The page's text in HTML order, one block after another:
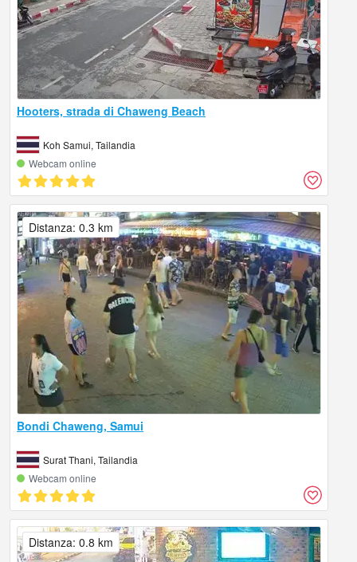
Hooters, strada di Chaweng Beach
Koh Samui, Tailandia
Webcam online
Bondi Chaweng, Samui
Surat Thani, Tailandia
Webcam online
Distanza: 0.3 km
Distanza: 0.8 km